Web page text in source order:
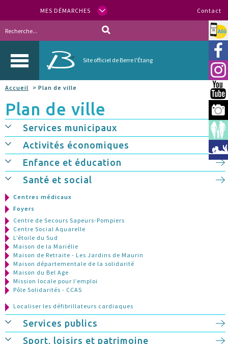
MES DÉMARCHES Contact
Site officiel de Berre l'Étang
Allo
Accueil > Plan de ville
Plan de ville
Services municipaux
Activités économiques
Enfance et éducation
Santé et social
Centres médicaux
Foyers
Centre de Secours Sapeurs-Pompiers
Centre Social Aquarelle
L’étoile du Sud
Maison de la Mariélie
Maison de Retraite - Les Jardins de Maurin
Maison départementale de la solidarité
Maison du Bel Age
Mission locale pour l’emploi
Pôle Solidarités - CCAS
Localiser les défibrillateurs cardiaques
Services publics
Sport, loisirs et patrimoine